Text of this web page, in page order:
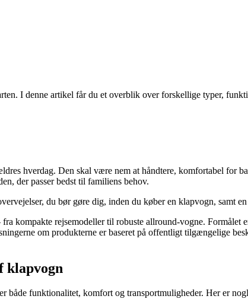
I denne artikel får du et overblik over forskellige typer,
hverdag. Den skal være nem at håndtere, komfortabel for
der passer bedst til familiens behov.
du bør gøre dig, inden du køber en klapvogn,
kompakte rejsemodeller til robuste allround-vogne. Formålet
om produkterne er baseret på offentligt tilgængelige
klapvogn
funktionalitet, komfort og transportmuligheder. Her er